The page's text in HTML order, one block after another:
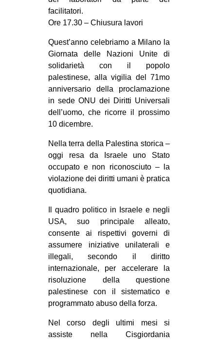
ESTREMO ORIENTE
MEDIO ORIENTE
MONDO
EVENTI
Fb
tw
ms
SEARCH
facilitatori.
Ore 17.30 – Chiusura lavori
Quest’anno celebriamo a Milano la
Giornata delle Nazioni Unite di
solidarietà con il popolo
palestinese, alla vigilia del 71mo
anniversario della proclamazione
in sede ONU dei Diritti Universali
dell’uomo, che ricorre il prossimo
10 dicembre.
Nella terra della Palestina storica –
oggi resa da Israele uno Stato
occupato e non riconosciuto – la
violazione dei diritti umani è pratica
quotidiana.
Il quadro politico in Israele e negli
USA, suo principale alleato,
consente ai rispettivi governi di
assumere iniziative unilaterali e
illegali, secondo il diritto
internazionale, per accelerare la
risoluzione della questione
palestinese con il sistematico e
programmato abuso della forza.
Nel corso degli ultimi mesi si
assiste nella Cisgiordania